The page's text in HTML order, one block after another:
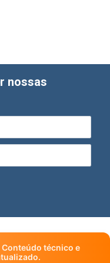
nossas
Conteúdo técnico e